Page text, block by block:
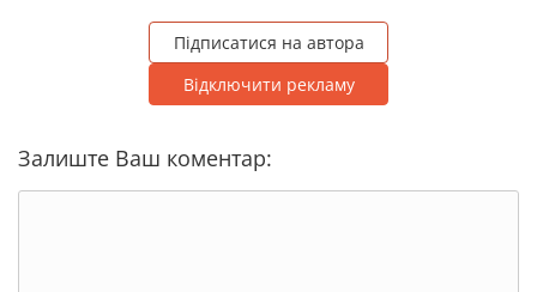
Підписатися на автора
Відключити рекламу
Залиште Ваш коментар: